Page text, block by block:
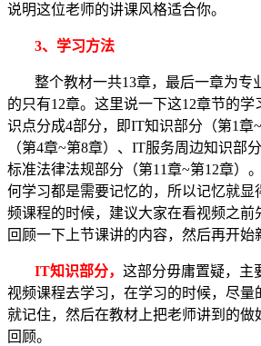
说明这位老师的讲课风格适合你。
3、学习方法
整个教材一共13章，最后一章为专
的只有12章。这里说一下这12章节的学
识点分成4部分，即IT知识部分（第1章
（第4章~第8章）、IT服务周边知识部
标准法律法规部分（第11章~第12章）
何学习都是需要记忆的，所以记忆就显
频课程的时候，建议大家在看视频之前
回顾一下上节课讲的内容，然后再开始
IT知识部分， 这部分毋庸置疑，主
视频课程去学习，在学习的时候，尽量
就记住，然后在教材上把老师讲到的做
回顾。